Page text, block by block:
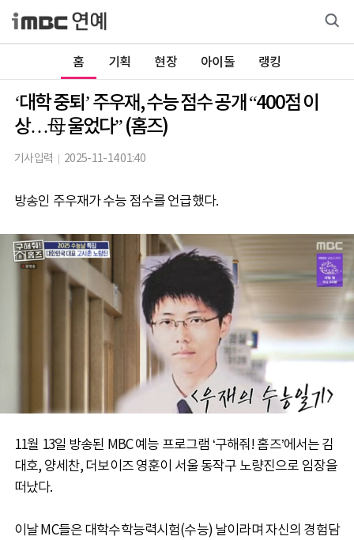
홈 기획 현장 아이돌 랭킹
‘대학 중퇴’ 주우재, 수능 점수 공개 “400점 이
상…母 울었다” (홈즈)
기사입력 2025-11-14 01:40
방송인 주우재가 수능 점수를 언급했다.
11월 13일 방송된 MBC 예능 프로그램 ‘구해줘! 홈즈’에서는 김
대호, 양세찬, 더보이즈 영훈이 서울 동작구 노량진으로 임장을
떠났다.
이날 MC들은 대학수학능력시험(수능) 날이라며 자신의 경험담